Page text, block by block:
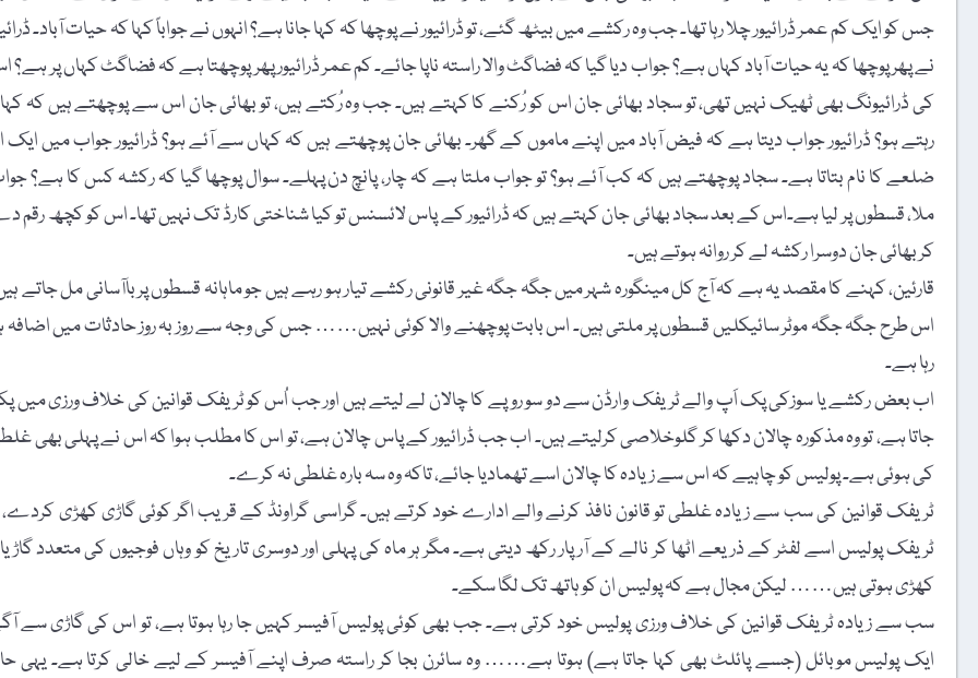
جس کو ایک کم عمر ڈرائیور چلا رہا تھا۔ جب وہ رکشے میں بیٹھ گئے، تو ڈرائیور نے پوچھا کہ کہا جانا ہے؟ انہوں نے جواباً کہا کہ حیات آباد۔
نے پھر پوچھا کہ یہ حیات آباد کہاں ہے؟ جواب دیا گیا کہ فضاگٹ والا راستہ ناپا جائے۔ کم عمر ڈرائیور پھر پوچھتا ہے کہ فضاگٹ کہاں پر ہے؟
کی ڈرائیونگ بھی ٹھیک نہیں تھی، تو سجاد بھائی جان اس کو رُکنے کا کہتے ہیں۔ جب وہ رُکتے ہیں، تو بھائی جان اس سے پوچھتے ہیں کہ
رہتے ہو؟ ڈرائیور جواب دیتا ہے کہ فیض آباد میں اپنے ماموں کے گھر۔ بھائی جان پوچھتے ہیں کہ کہاں سے آئے ہو؟ ڈرائیور جواب میں ایک
ضلعے کا نام بتاتا ہے۔ سجاد پوچھتے ہیں کہ کب آئے ہو؟ تو جواب ملتا ہے کہ چار، پانچ دن پہلے۔ سوال پوچھا گیا کہ رکشہ کس کا ہے؟
ملا، قسطوں پر لیا ہے۔اس کے بعد سجاد بھائی جان کہتے ہیں کہ ڈرائیور کے پاس لائسنس تو کیا شناختی کارڈ تک نہیں تھا۔ اس کو کچھ رقم
کر بھائی جان دوسرا رکشہ لے کر روانہ ہوتے ہیں۔
قارئین، کہنے کا مقصد یہ ہے کہ آج کل مینگورہ شہر میں جگہ جگہ غیر قانونی رکشے تیار ہو رہے ہیں جو ماہانہ قسطوں پر باآسانی مل جاتے
اس طرح جگہ جگہ موٹر سائیکلیں قسطوں پر ملتی ہیں۔ اس بابت پوچھنے والا کوئی نہیں…… جس کی وجہ سے روز بہ روز حادثات میں اضافہ
رہا ہے۔
اب بعض رکشے یا سوزکی پک اَپ والے ٹریفک وارڈن سے دو سو روپے کا چالان لے لیتے ہیں اور جب اُس کو ٹریفک قوانین کی خلاف ورزی میں
جاتا ہے، تو وہ مذکورہ چالان دکھا کر گلوخلاصی کرلیتے ہیں۔ اب جب ڈرائیور کے پاس چالان ہے، تو اس کا مطلب ہوا کہ اس نے پہلی بھی
کی ہوئی ہے۔ پولیس کو چاہیے کہ اس سے زیادہ کا چالان اسے تھمادیا جائے، تاکہ وہ سہ بارہ غلطی نہ کرے۔
ٹریفک قوانین کی سب سے زیادہ غلطی تو قانون نافذ کرنے والے ادارے خود کرتے ہیں۔ گراسی گراونڈ کے قریب اگر کوئی گاڑی کھڑی کردے،
ٹریفک پولیس اسے لفٹر کے ذریعے اٹھا کر نالے کے آر پار رکھ دیتی ہے۔ مگر ہر ماہ کی پہلی اور دوسری تاریخ کو وہاں فوجیوں کی متعدد
کھڑی ہوتی ہیں…… لیکن مجال ہے کہ پولیس ان کو ہاتھ تک لگا سکے۔
سب سے زیادہ ٹریفک قوانین کی خلاف ورزی پولیس خود کرتی ہے۔ جب بھی کوئی پولیس آفیسر کہیں جا رہا ہوتا ہے، تو اس کی گاڑی سے
ایک پولیس موبائل (جسے پائلٹ بھی کہا جاتا ہے) ہوتا ہے…… وہ سائرن بجا کر راستہ صرف اپنے آفیسر کے لیے خالی کرتا ہے۔ یہی